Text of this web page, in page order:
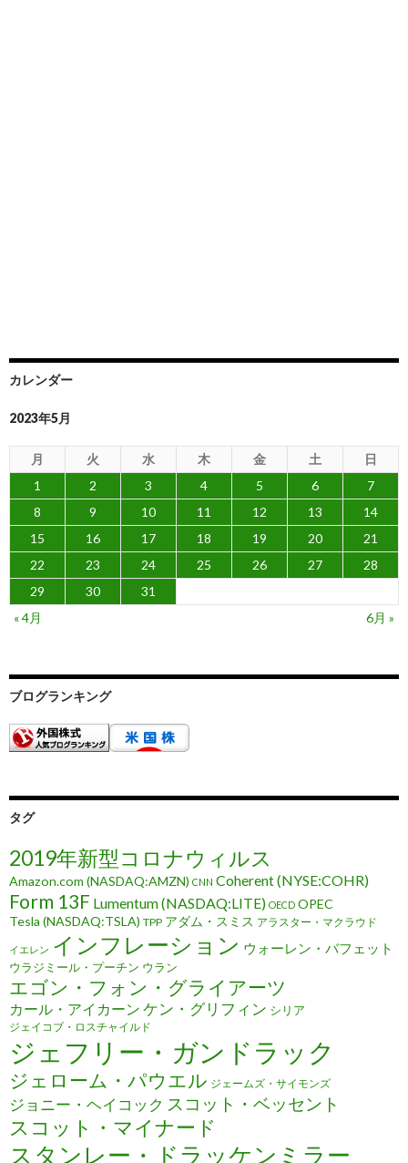
カレンダー
2023年5月
月 火 水 木 金 土
日
1
2 3 4 5 6
7
8
9 10 11 12 13
14
15
16 17 18 19 20
21
22
23 24 25 26 27
28
29
30
31
« 4月
6月 »
ブログランキング
タグ
2019年新型コロナウィルス
Amazon.com (NASDAQ:AMZN) CNN Coherent (NYSE:COHR)
Form 13F Lumentum (NASDAQ:LITE) OECD OPEC
Tesla (NASDAQ:TSLA) TPP アダム・スミス アラスター・マクラウド
イエレン インフレーション ウォーレン・バフェット
ウラジミール・プーチン ウラン
エゴン・フォン・グライアーツ
カール・アイカーン ケン・グリフィン シリア
ジェイコブ・ロスチャイルド
ジェフリー・ガンドラック
ジェローム・パウエル ジェームズ・サイモンズ
ジョニー・ヘイコック スコット・ベッセント
スコット・マイナード
スタンレー・ドラッケンミラー